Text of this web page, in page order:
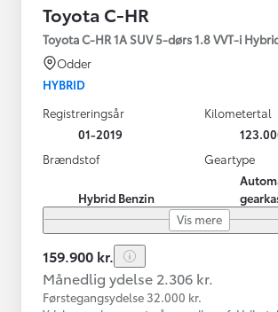
Toyota C-HR
Toyota C-HR 1A SUV 5-dørs 1.8 VVT-i
Odder
HYBRID
Registreringsår
01-2019
Kilometertal
Brændstof
Hybrid Benzin
Geartype
Vis mere
159.900 kr.
Månedlig ydelse 2.306 kr.
Førstegangsydelse 32.000 kr.